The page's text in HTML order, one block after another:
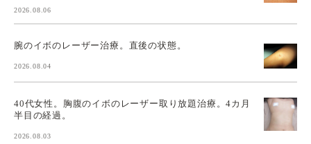
2026.08.06
腕のイボのレーザー治療。直後の状態。
2026.08.04
40代女性。胸腹のイボのレーザー取り放題治療。4カ月
半目の経過。
2026.08.03